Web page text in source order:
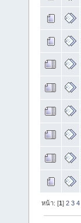
หน้า: [1]2 3 4